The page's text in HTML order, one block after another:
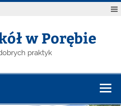
w Porębie
praktyk